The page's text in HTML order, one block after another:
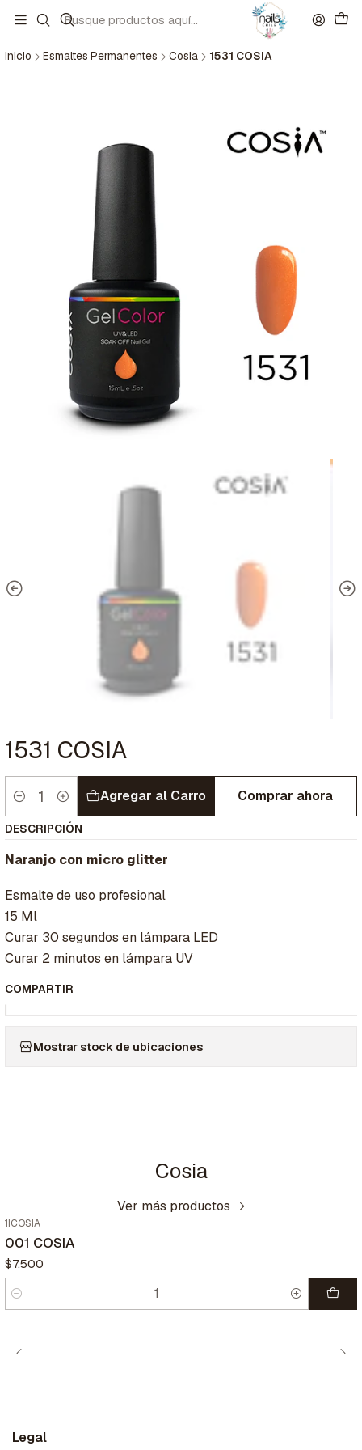
Inicio Esmaltes Permanentes Cosia 1531 COSIA
1531 COSIA
Cantidad
Agregar al Carro Comprar ahora
DESCRIPCIÓN
Naranjo con micro glitter
Esmalte de uso profesional
15 Ml
Curar 30 segundos en lámpara LED
Curar 2 minutos en lámpara UV
COMPARTIR
|
Mostrar stock de ubicaciones
Cosia
Ver más productos
1 COSIA
001 COSIA
$7.500
Cantidad
Legal